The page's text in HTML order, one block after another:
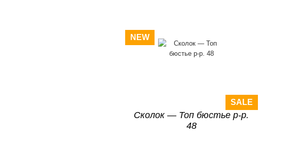
NEW
SALE
Сколок — Топ бюстье р-р.
48